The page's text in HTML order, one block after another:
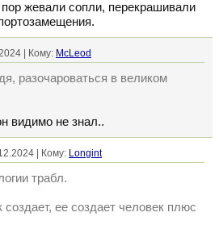
жевали сопли, перекрашивали
| Кому: McLeod
разочароваться в великом
видимо не знал..
| Кому: Longint
трабл.
ее создает человек плюс